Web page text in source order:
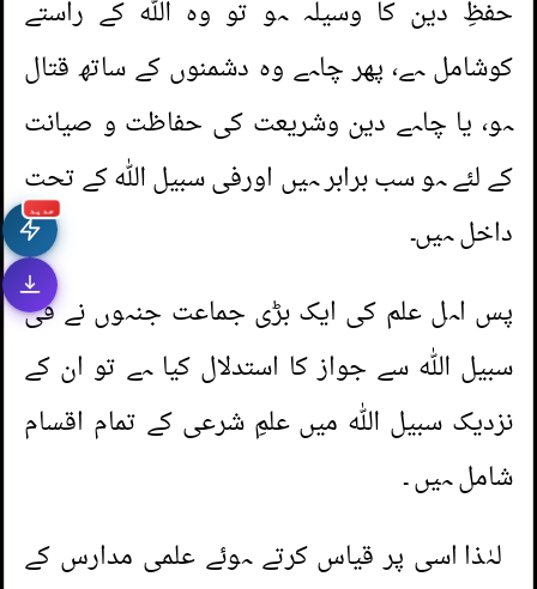
جديد
حفظِ دین کا وسیلہ ہو تو وہ اللہ کے راستے
کوشامل ہے، پھر چاہے وہ دشمنوں کے ساتھ قتال
ہو، یا چاہے دین وشریعت کی حفاظت و صیانت
کے لئے ہو سب برابر ہیں اورفی سبیل اللہ کے تحت
داخل ہیں۔
پس اہل علم کی ایک بڑی جماعت جنہوں نے فی
سبیل اللہ سے جواز کا استدلال کیا ہے تو ان کے
نزدیک سبیل اللہ میں علمِ شرعی کے تمام اقسام
شامل ہیں ۔
لہٰذا اسی پر قیاس کرتے ہوئے علمی مدارس کے